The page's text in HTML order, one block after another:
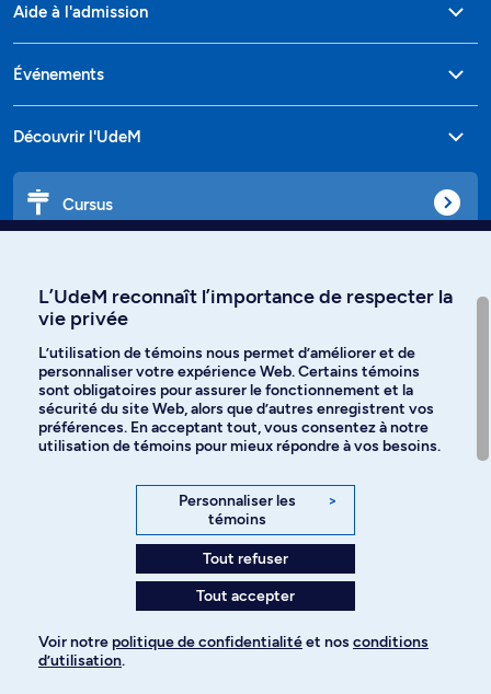
Aide à l'admission
Événements
Découvrir l'UdeM
Cursus
Langues
Facebook Instagram
YouTube
Politique de confidentialité
L’UdeM reconnaît l’importance de respecter la
vie privée
L’utilisation de témoins nous permet d’améliorer et de
personnaliser votre expérience Web. Certains témoins
sont obligatoires pour assurer le fonctionnement et la
sécurité du site Web, alors que d’autres enregistrent vos
préférences. En acceptant tout, vous consentez à notre
utilisation de témoins pour mieux répondre à vos besoins.
Personnaliser les
témoins
>
Tout refuser
Tout accepter
Voir notre politique de confidentialitéet nos conditions
d’utilisation.